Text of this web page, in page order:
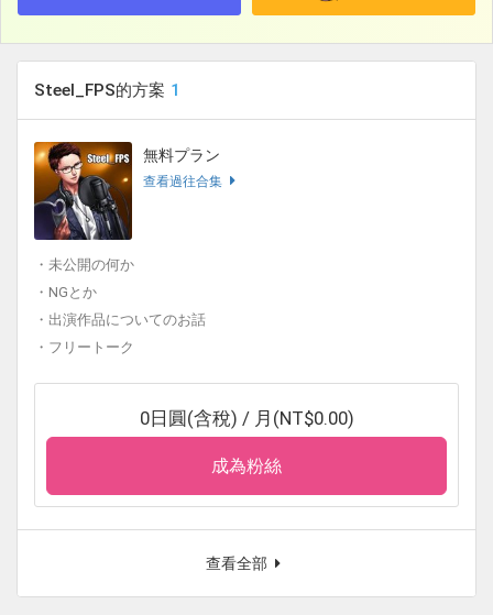
YoutubeCM PV音声2件
Steel_FPS的方案 1
無料プラン
查看過往合集
・未公開の何か
・NGとか
・出演作品についてのお話
・フリートーク
0日圓(含稅) / 月(NT$0.00)
成為粉絲
查看全部